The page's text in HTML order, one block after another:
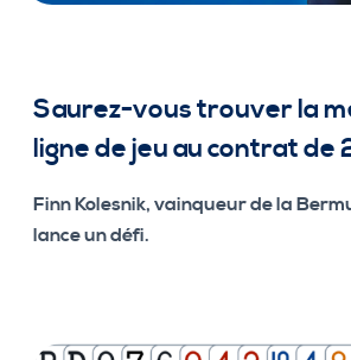
Saurez-vous trouver la
ligne de jeu au contrat de
Finn Kolesnik, vainqueur de la
lance un défi.